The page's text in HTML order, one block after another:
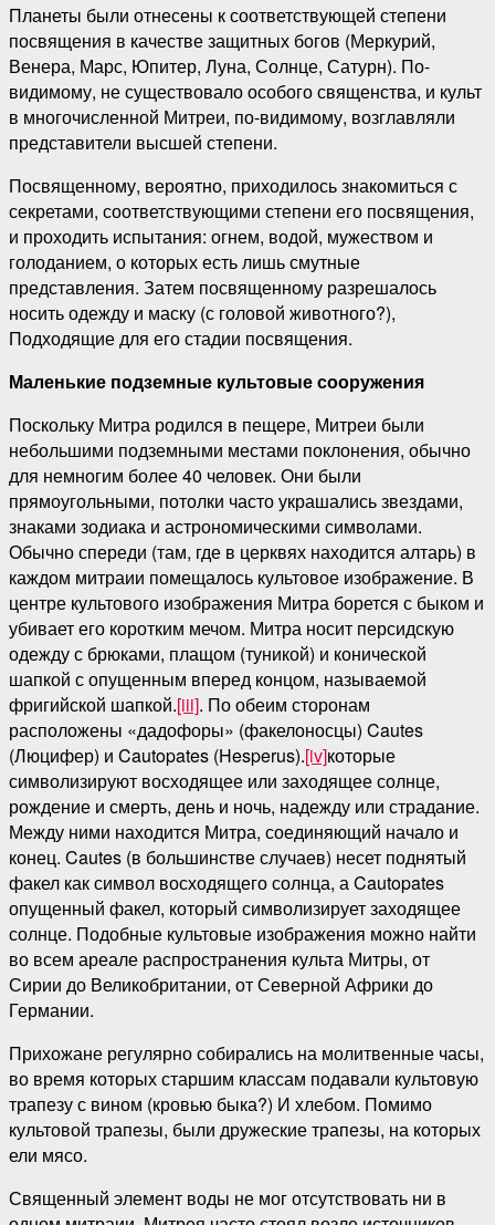
Планеты были отнесены к соответствующей степени
посвящения в качестве защитных богов (Меркурий,
Венера, Марс, Юпитер, Луна, Солнце, Сатурн). По-
видимому, не существовало особого священства, и культ
в многочисленной Митреи, по-видимому, возглавляли
представители высшей степени.
Посвященному, вероятно, приходилось знакомиться с
секретами, соответствующими степени его посвящения,
и проходить испытания: огнем, водой, мужеством и
голоданием, о которых есть лишь смутные
представления. Затем посвященному разрешалось
носить одежду и маску (с головой животного?),
Подходящие для его стадии посвящения.
Маленькие подземные культовые сооружения
Поскольку Митра родился в пещере, Митреи были
небольшими подземными местами поклонения, обычно
для немногим более 40 человек. Они были
прямоугольными, потолки часто украшались звездами,
знаками зодиака и астрономическими символами.
Обычно спереди (там, где в церквях находится алтарь) в
каждом митраии помещалось культовое изображение. В
центре культового изображения Митра борется с быком и
убивает его коротким мечом. Митра носит персидскую
одежду с брюками, плащом (туникой) и конической
шапкой с опущенным вперед концом, называемой
фригийской шапкой.[iii]. По обеим сторонам
расположены «дадофоры» (факелоносцы) Cautes
(Люцифер) и Cautopates (Hesperus).[iv]которые
символизируют восходящее или заходящее солнце,
рождение и смерть, день и ночь, надежду или страдание.
Между ними находится Митра, соединяющий начало и
конец. Cautes (в большинстве случаев) несет поднятый
факел как символ восходящего солнца, а Cautopates
опущенный факел, который символизирует заходящее
солнце. Подобные культовые изображения можно найти
во всем ареале распространения культа Митры, от
Сирии до Великобритании, от Северной Африки до
Германии.
Прихожане регулярно собирались на молитвенные часы,
во время которых старшим классам подавали культовую
трапезу с вином (кровью быка?) И хлебом. Помимо
культовой трапезы, были дружеские трапезы, на которых
ели мясо.
Священный элемент воды не мог отсутствовать ни в